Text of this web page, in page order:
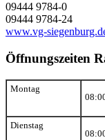
09444 9784-0
09444 9784-24
www.vg-
Öffnungszeiten
Montag
Dienstag